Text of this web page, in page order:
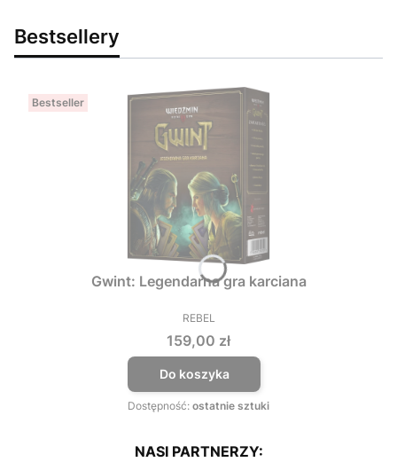
Bestsellery
Bestseller
Gwint: Legendarna gra karciana
PRODUCENT
REBEL
Cena
159,00 zł
Do koszyka
Dostępność: ostatnie sztuki
NASI PARTNERZY: